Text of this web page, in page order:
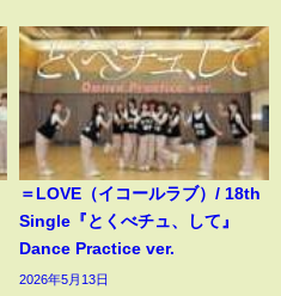
＝LOVE（イコールラブ）/ 18th
Single『とくべチュ、して』
Dance Practice ver.
2026年5月13日